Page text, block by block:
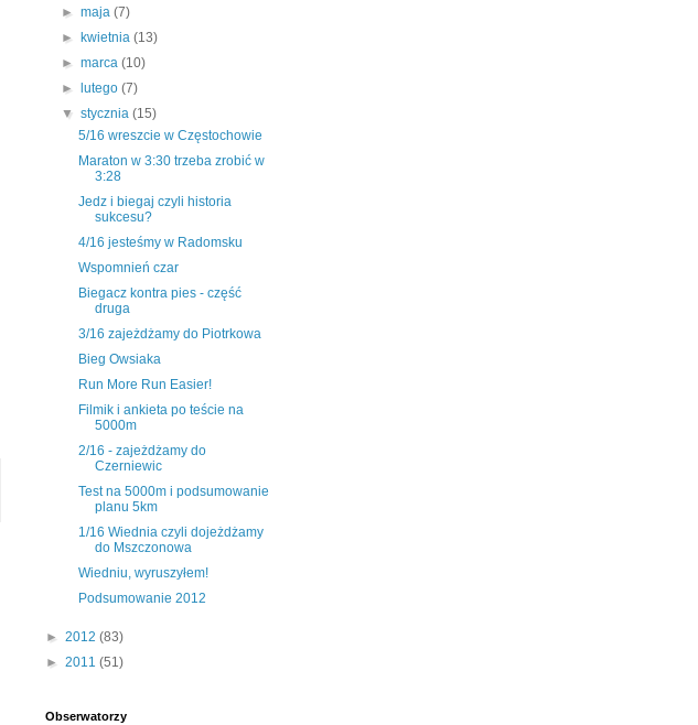
►maja(7)
►
kwietnia(13)
►marca(10)
►
lutego(7)
▼stycznia(15)
5/16 wreszcie w Częstochowie
Maraton w 3:30 trzeba zrobić w
3:28
Jedz i biegaj czyli historia
sukcesu?
4/16 jesteśmy w Radomsku
Wspomnień czar
Biegacz kontra pies - część
druga
3/16 zajeżdżamy do Piotrkowa
Bieg Owsiaka
Run More Run Easier!
Filmik i ankieta po teście na
5000m
2/16 - zajeżdżamy do
Czerniewic
Test na 5000m i podsumowanie
planu 5km
1/16 Wiednia czyli dojeżdżamy
do Mszczonowa
Wiedniu, wyruszyłem!
Podsumowanie 2012
► 2012 (83)
► 2011 (51)
Obserwatorzy